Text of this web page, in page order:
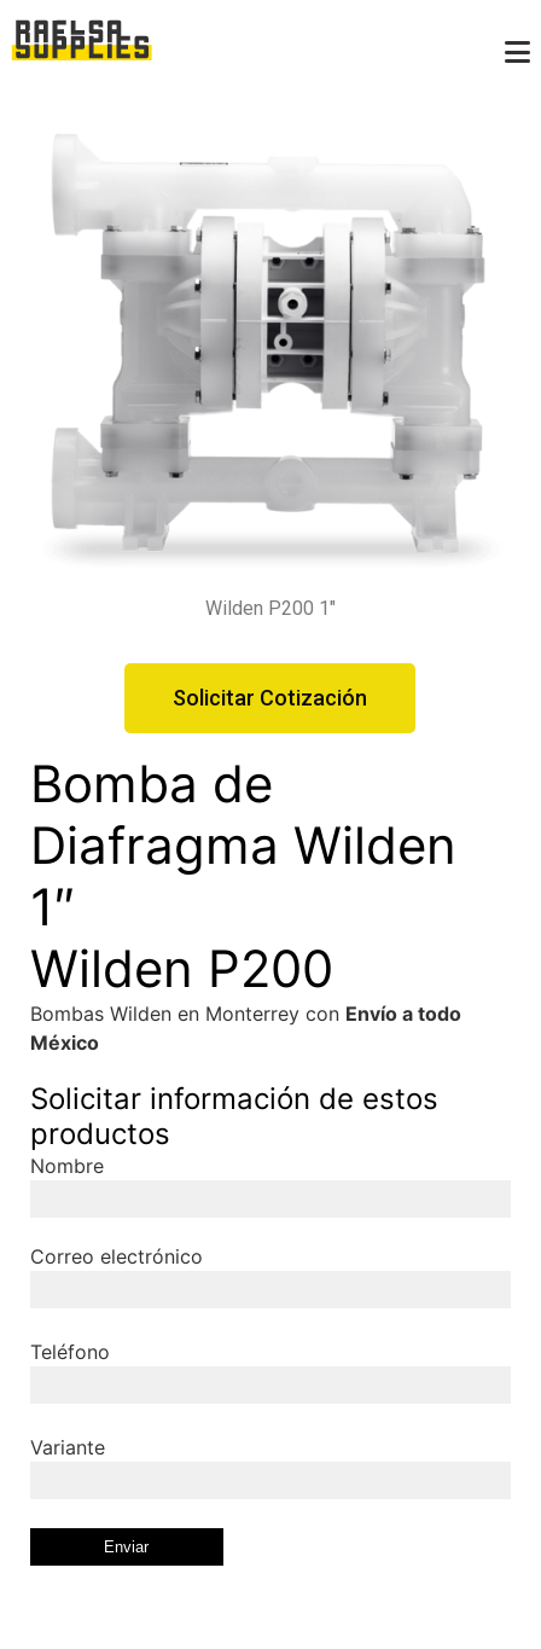
Wilden P200 1"
Solicitar Cotización
Bomba de
Diafragma Wilden
1″
Wilden P200
Bombas Wilden en Monterrey con Envío a todo
México
Solicitar información de estos
productos
Nombre
Correo electrónico
Teléfono
Variante